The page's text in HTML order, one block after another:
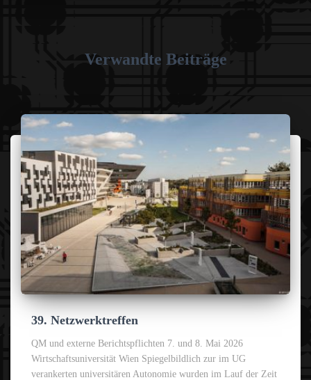
Verwandte Beiträge
39. Netzwerktreffen
QM und externe Berichtspflichten 7. und 8. Mai 2026
Wirtschaftsuniversität Wien Spiegelbildlich zur im UG
verankerten universitären Autonomie wurden im Lauf der Zeit